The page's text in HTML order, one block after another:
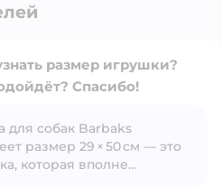
Открыть вопрос
размер игрушки?
Спасибо!
для собак Barbaks
размер 29 × 50 см — это
которая вполне